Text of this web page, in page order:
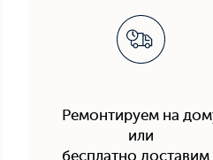
Ремонтируем на
или
бесплатно доставим